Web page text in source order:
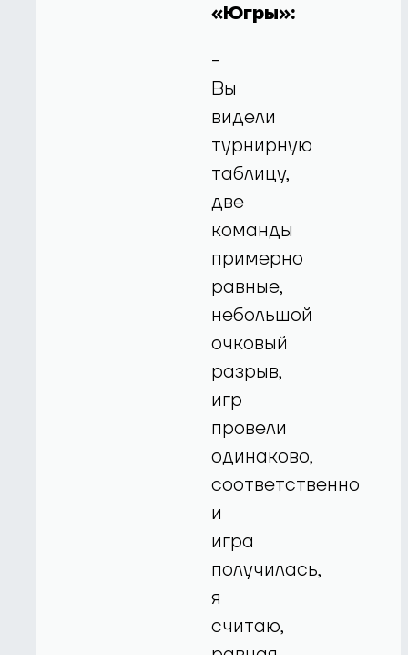
«Югры»:
-
Вы
видели
турнирную
таблицу,
две
команды
примерно
равные,
небольшой
очковый
разрыв,
игр
провели
одинаково,
соответственно
и
игра
получилась,
я
считаю,